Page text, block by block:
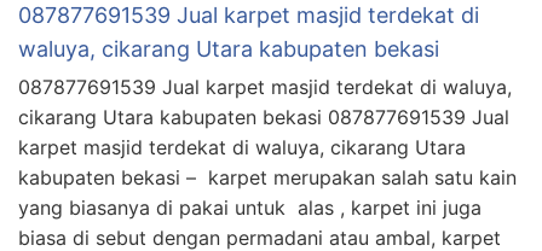
087877691539 Jual karpet masjid terdekat di
waluya, cikarang Utara kabupaten bekasi
087877691539 Jual karpet masjid terdekat di waluya,
cikarang Utara kabupaten bekasi 087877691539 Jual
karpet masjid terdekat di waluya, cikarang Utara
kabupaten bekasi – karpet merupakan salah satu kain
yang biasanya di pakai untuk alas , karpet ini juga
biasa di sebut dengan permadani atau ambal, karpet